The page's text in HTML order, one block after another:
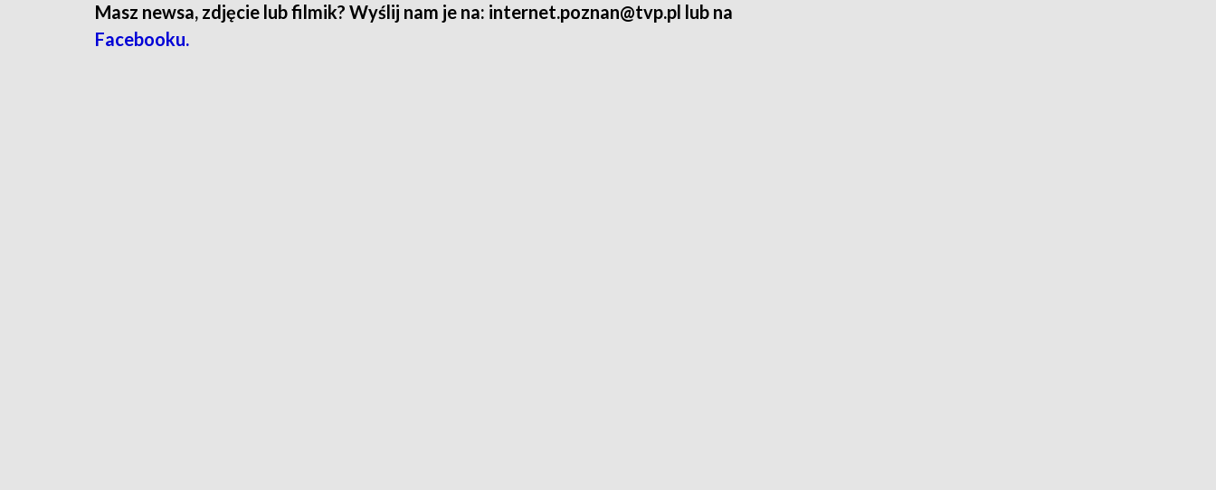
Masz newsa, zdjęcie lub filmik? Wyślij nam je na: internet.poznan@tvp.pl lub na
Facebooku.